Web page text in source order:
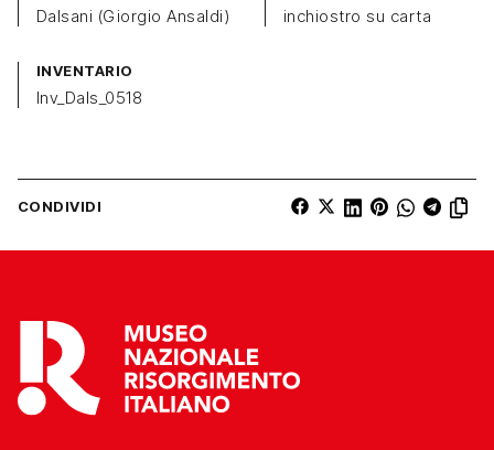
Dalsani (Giorgio Ansaldi) inchiostro su carta
INVENTARIO
Inv_Dals_0518
CONDIVIDI